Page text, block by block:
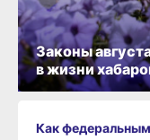
Как
Законы
в жизни